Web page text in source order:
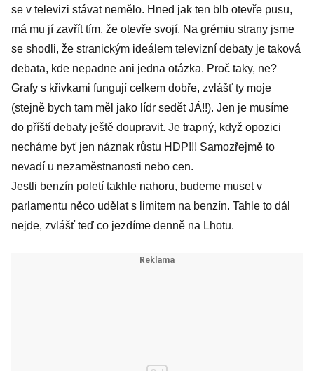
se v televizi stávat nemělo. Hned jak ten blb otevře pusu,
má mu jí zavřít tím, že otevře svojí. Na grémiu strany jsme
se shodli, že stranickým ideálem televizní debaty je taková
debata, kde nepadne ani jedna otázka. Proč taky, ne?
Grafy s křivkami fungují celkem dobře, zvlášť ty moje
(stejně bych tam měl jako lídr sedět JÁ!!). Jen je musíme
do příští debaty ještě doupravit. Je trapný, když opozici
necháme byť jen náznak růstu HDP!!! Samozřejmě to
nevadí u nezaměstnanosti nebo cen.
Jestli benzín poletí takhle nahoru, budeme muset v
parlamentu něco udělat s limitem na benzín. Tahle to dál
nejde, zvlášť teď co jezdíme denně na Lhotu.